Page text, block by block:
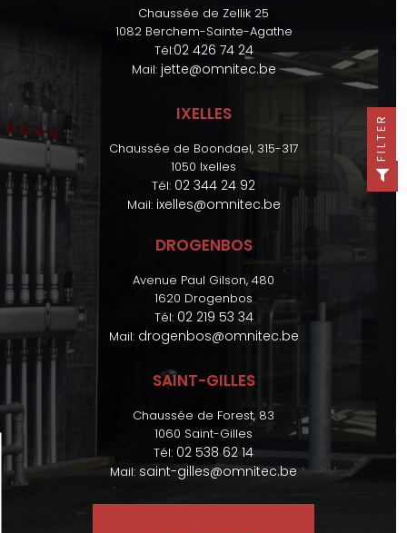
Chaussée de Zellik 25
1082 Berchem-Sainte-Agathe
Tél:02 426 74 24
Mail: jette@omnitec.be
IXELLES
Chaussée de Boondael, 315-317
1050 Ixelles
Tél: 02 344 24 92
Mail: ixelles@omnitec.be
DROGENBOS
Avenue Paul Gilson, 480
1620 Drogenbos
Tél: 02 219 53 34
Mail: drogenbos@omnitec.be
SAINT-GILLES
Chaussée de Forest, 83
1060 Saint-Gilles
Tél: 02 538 62 14
Mail: saint-gilles@omnitec.be
FILTER